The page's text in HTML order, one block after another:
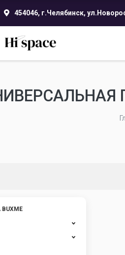
454046, г.Челябинск,